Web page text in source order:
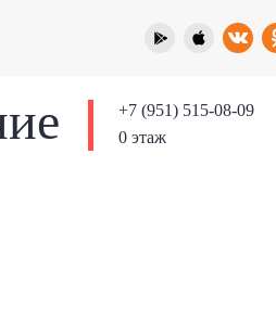
+7 (951) 515-08-09
0 этаж